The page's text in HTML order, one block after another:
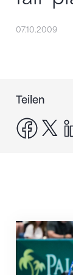
07.10.2009
Teilen
x
Nächster